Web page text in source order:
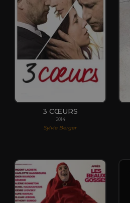
3 CŒURS
2014
Sylvie Berger